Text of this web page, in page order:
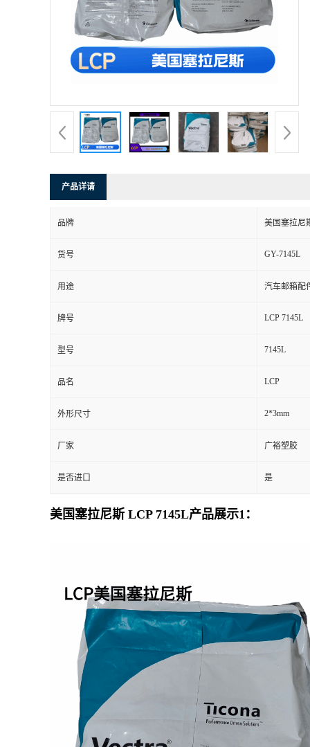
产品详请
品牌 美国塞拉尼
货号 GY-7145L
用途 汽车邮箱配
牌号 LCP 7145L
型号 7145L
品名 LCP
外形尺寸 2*3mm
厂家 广裕塑胶
是否进口 是
美国塞拉尼斯 LCP 7145L产品展示1：